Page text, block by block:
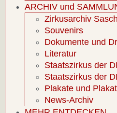
ARCHIV und
Zirkusarchiv
Souvenirs
Dokumente und
Literatur
Staatszirkus der
Staatszirkus der
Plakate und
News-Archiv